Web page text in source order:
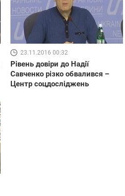
23.11.2016 00:32
Рівень довіри до Надії
Савченко різко обвалився –
Центр соцдосліджень